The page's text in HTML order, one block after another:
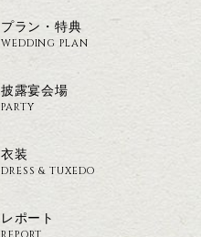
プラン・特典
WEDDING PLAN
披露宴会場
PARTY
衣装
DRESS & TUXEDO
レポート